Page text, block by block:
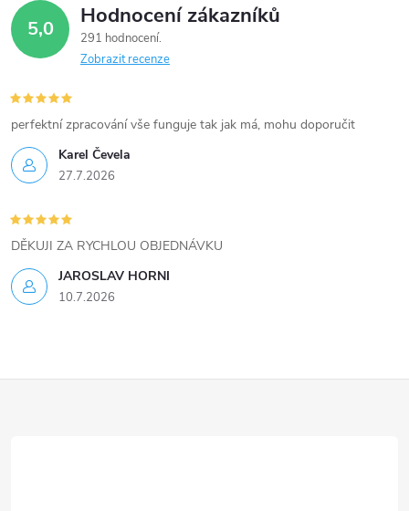
d
a
c
í
p
r
v
k
y
ý
5,0 Hodnocení zákazníků
291 hodnocení
Zobrazit recenze
Karel Čevela
27.7.2026
perfektní zpracování vše funguje tak jak má, mohu doporučit
JAROSLAV HORNI
10.7.2026
DĚKUJI ZA RYCHLOU OBJEDNÁVKU